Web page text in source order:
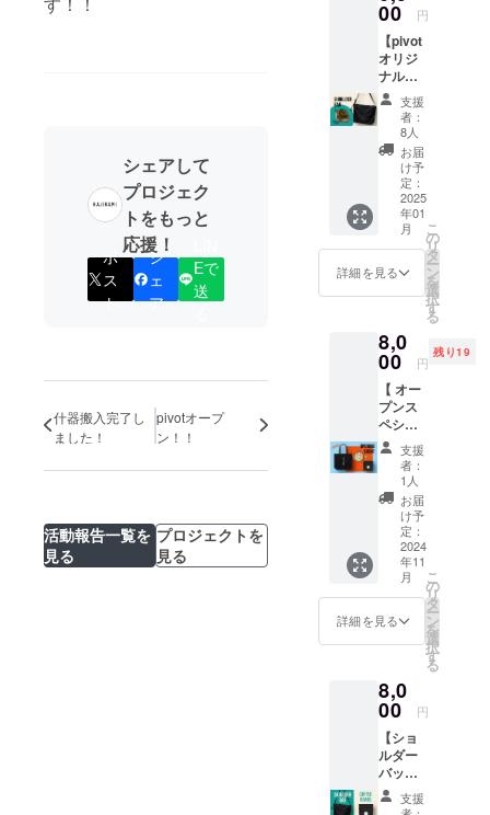
シェアして
プロジェク
トをもっと
応援！
ポ
ス
ト
シ
ェ
ア
Eで
送
什器搬入完了し
ました！
pivotオープ
ン！！
活動報告一覧を
見る
プロジェクトを
見る
はお届
け商品
のラベ
ルに表
記され
ます。
商品開
封前に
は必ず
お届け
のリ
ターン
に貼付
された
や注意
書きを
い。
ます！
市販の
カレー
粉や小
麦粉は
不使
用。 ス
パイス
は日本
人に舌
に合う
ようブ
レンド
しまし
た。 お
子様か
味しく
楽しん
で頂け
るカ
レーの
素で
す。
（辛い
スパイ
スは別
包装）
なかな
かお店
にはい
けない
カレー
は食べ
んな方
に。 ・
キーマ
カレー
粉 ・個
数：
２〜３
パー
チーズ
ケーキ
とドリ
ンク１
杯の
セット
です。
ブラッ
クペッ
パーの
香りと
チーズ
の味わ
いが
マッチ
ケー
キ。 受
取りご
来店時
にドリ
ンクを
お楽し
みくだ
さい！
・ブ
ラック
ペッ
パー
チーズ
ケーキ
・個
数：１
ドリン
ク１杯
チケッ
ト
======
======
======
00 円
【pivot
オリジ
ナルナ
イロン
ショル
ダー
バッグ
ロン製
の軽量
かつ耐
久性に
すぐれ
たアイ
テム。
プレー
ザイン
＆マチ
ありで
意外と
大容量
なの
で、日
常やス
ポーツ
などさ
まざま
なシー
ンでの
活躍が
期待！
・お礼
のメッ
ナルナ
イロン
ショル
ダー
バッグ
======
======
支援
者：
8人
お届
け予
定：
2025
年01
月
詳細を見る
こ
の
リ
タ
ー
ン
を
選
択
す
る
8,0
00 円
残り19
【 オー
プンス
ペシャ
ルセッ
ト 】
オープ
ンイベ
ント
（11/15
、16）
限定の
セット
です。
pivot オ
リジナ
ルトー
グとド
リンク
１杯の
セット
に、
pivotブ
レンド
100gを
支援
者：
1人
お届
け予
定：
2024
年11
月
詳細を見る
こ
の
リ
タ
ー
ン
を
選
択
す
る
8,0
00 円
【ショ
ルダー
バッグ
＋ コー
ヒー豆
支援